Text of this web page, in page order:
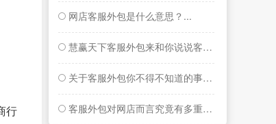
行
网店客服外包是什么意思？...
慧赢天下客服外包来和你说说客服的两三事...
关于客服外包你不得不知道的事情！...
客服外包对网店而言究竟有多重要...